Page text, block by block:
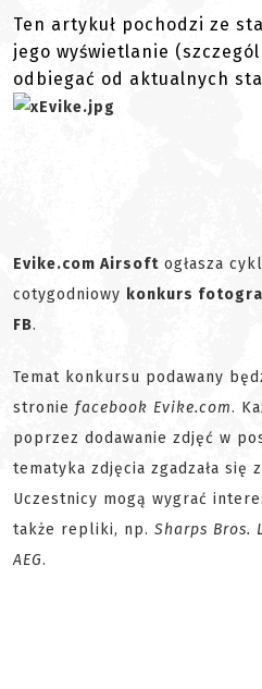
Ten artykuł pochodzi ze
jego wyświetlanie
odbiegać od aktualnych
Evike.com Airsoft ogłasza
cotygodniowy konkurs
FB.
Temat konkursu podawany
stronie facebook Evike.com.
poprzez dodawanie zdjęć w
tematyka zdjęcia zgadzała się
Uczestnicy mogą wygrać
także repliki, np. Sharps Bros.
AEG.